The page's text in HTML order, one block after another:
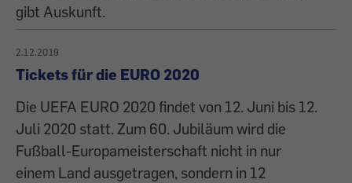
gibt Auskunft.
2.12.2019
Tickets für die EURO 2020
Die UEFA EURO 2020 findet von 12. Juni bis 12.
Juli 2020 statt. Zum 60. Jubiläum wird die
Fußball-Europameisterschaft nicht in nur
einem Land ausgetragen, sondern in 12